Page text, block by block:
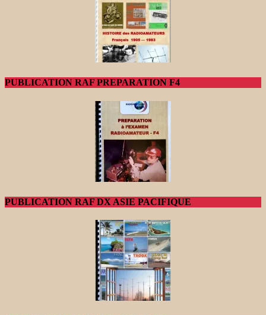
PUBLICATION RAF PREPARATION F4
PUBLICATION RAF DX ASIE PACIFIQUE